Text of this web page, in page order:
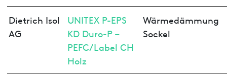
Dietrich Isol
AG
UNITEX P-EPS
KD Duro-P –
PEFC/Label CH
Holz
Wärmedämmung
Sockel